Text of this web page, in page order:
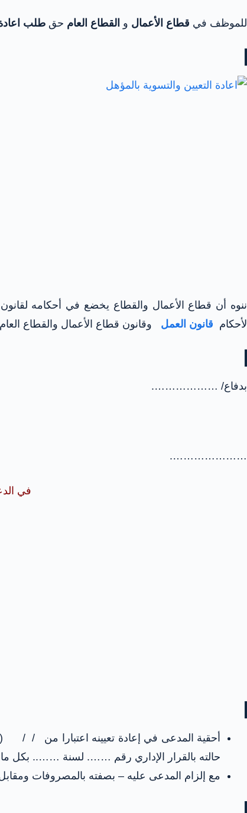
للموظف في قطاع الأعمال و القطاع العام حق طلب اعادة
ننوه أن قطاع الأعمال والقطاع يخضع في أحكامه
لأحكام قانون العمل وقانون قطاع الأعمال والقطاع
بدفاع/ ……………….
………………….
في
أحقية المدعى في إعادة تعيينه اعتبارا من / / (
حالته بالقرار الإداري رقم ……. لسنة …….. بكل
مع إلزام المدعى عليه – بصفته بالمصروفات